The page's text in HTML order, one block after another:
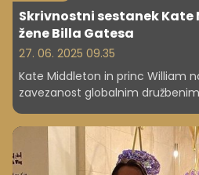
Skrivnostni sestanek
žene Billa Gatesa
27. 06. 2025 09.35
Kate Middleton in princ William
zavezanost globalnim
pred kratkim srečala z Melindo
Gatesa.